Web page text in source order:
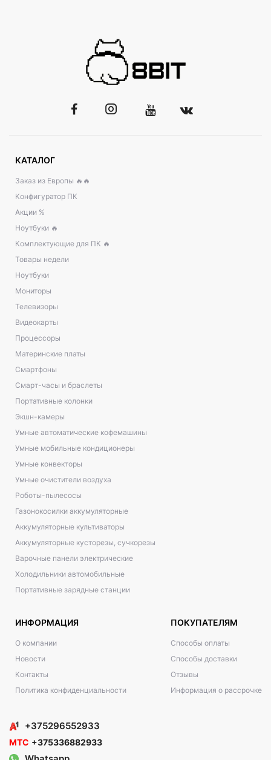
КАТАЛОГ
Заказ из Европы 🔥🔥
Конфигуратор ПК
Акции %
Ноутбуки 🔥
Комплектующие для ПК 🔥
Товары недели
Ноутбуки
Мониторы
Телевизоры
Видеокарты
Процессоры
Материнские платы
Смартфоны
Смарт-часы и браслеты
Портативные колонки
Экшн-камеры
Умные автоматические кофемашины
Умные мобильные кондиционеры
Умные конвекторы
Умные очистители воздуха
Роботы-пылесосы
Газонокосилки аккумуляторные
Аккумуляторные культиваторы
Аккумуляторные кусторезы, сучкорезы
Варочные панели электрические
Холодильники автомобильные
Портативные зарядные станции
ИНФОРМАЦИЯ
О компании
Новости
Контакты
Политика конфиденциальности
ПОКУПАТЕЛЯМ
Способы оплаты
Способы доставки
Отзывы
Информация о рассрочке
+375296552933
МТС +375336882933